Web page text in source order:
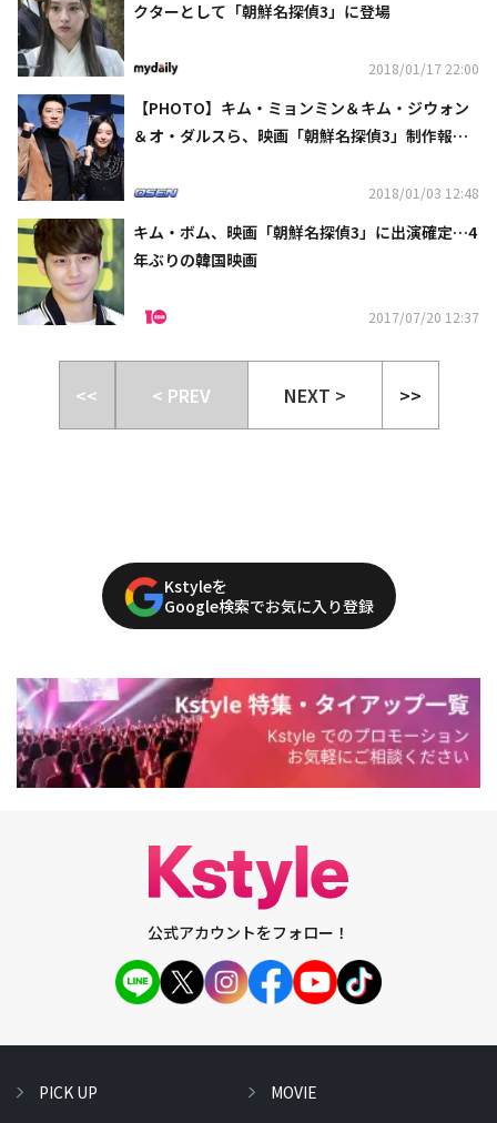
クターとして「朝鮮名探偵3」に登場
2018/01/17 22:00
【PHOTO】キム・ミョンミン＆キム・ジウォン
＆オ・ダルスら、映画「朝鮮名探偵3」制作報告
2018/01/03 12:48
キム・ボム、映画「朝鮮名探偵3」に出演確定…4
年ぶりの韓国映画
2017/07/20 12:37
<< < PREV NEXT > >>
Kstyleを
Google検索でお気に入り登録
公式アカウントをフォロー！
PICK UP MOVIE